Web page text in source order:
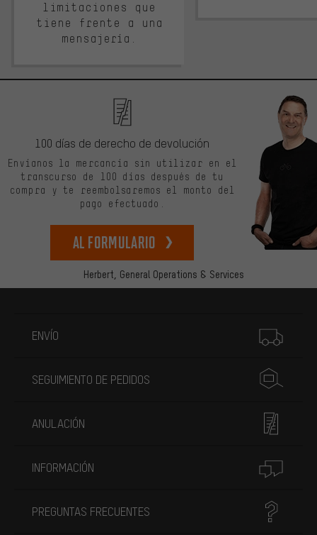
limitaciones que
tiene frente a una
mensajería.
Herbert, General Operations & Services
100 días de derecho de devolución
Envíanos la mercancía sin utilizar en el
transcurso de 100 días después de tu
compra y te reembolsaremos el monto del
pago efectuado.
Al formulario
ENVÍO
SEGUIMIENTO DE PEDIDOS
ANULACIÓN
INFORMACIÓN
PREGUNTAS FRECUENTES